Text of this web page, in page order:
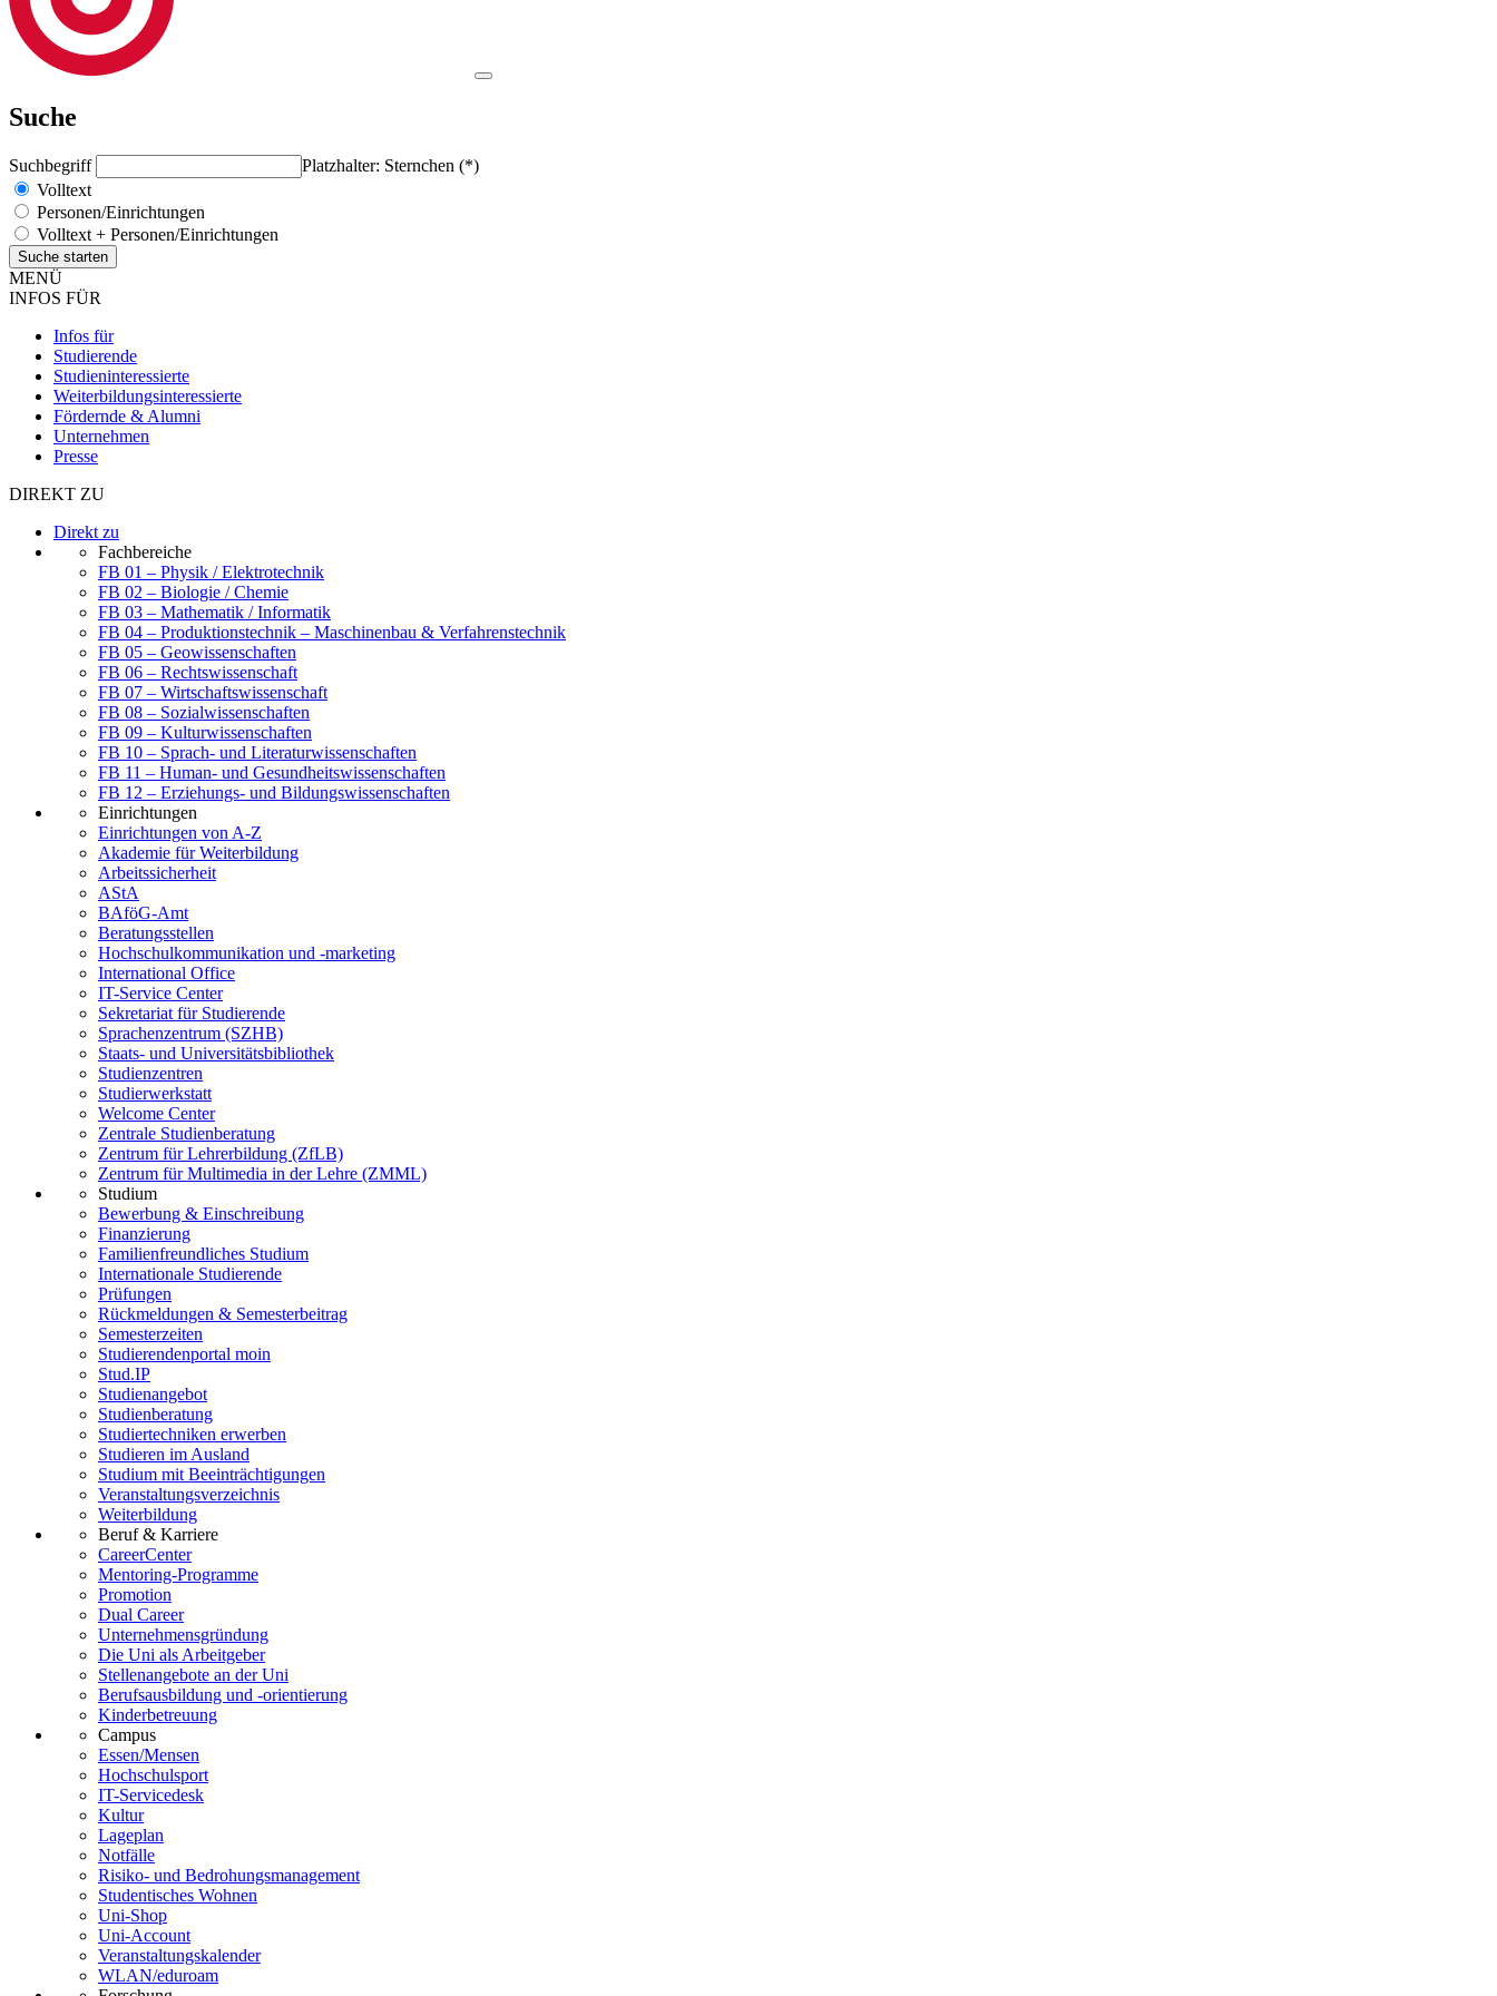
Suche
Suchbegriff
Platzhalter: Sternchen (*)
Volltext
Personen/Einrichtungen
Volltext + Personen/Einrichtungen
MENÜ
INFOS FÜR
Infos für
Studierende
Studieninteressierte
Weiterbildungsinteressierte
Fördernde & Alumni
Unternehmen
Presse
DIREKT ZU
Direkt zu
Fachbereiche
FB 01 – Physik / Elektrotechnik
FB 02 – Biologie / Chemie
FB 03 – Mathematik / Informatik
FB 04 – Produktionstechnik – Maschinenbau & Verfahrenstechnik
FB 05 – Geowissenschaften
FB 06 – Rechtswissenschaft
FB 07 – Wirtschaftswissenschaft
FB 08 – Sozialwissenschaften
FB 09 – Kulturwissenschaften
FB 10 – Sprach- und Literaturwissenschaften
FB 11 – Human- und Gesundheitswissenschaften
FB 12 – Erziehungs- und Bildungswissenschaften
Einrichtungen
Einrichtungen von A-Z
Akademie für Weiterbildung
Arbeitssicherheit
AStA
BAföG-Amt
Beratungsstellen
Hochschulkommunikation und -marketing
International Office
IT-Service Center
Sekretariat für Studierende
Sprachenzentrum (SZHB)
Staats- und Universitätsbibliothek
Studienzentren
Studierwerkstatt
Welcome Center
Zentrale Studienberatung
Zentrum für Lehrerbildung (ZfLB)
Zentrum für Multimedia in der Lehre (ZMML)
Studium
Bewerbung & Einschreibung
Finanzierung
Familienfreundliches Studium
Internationale Studierende
Prüfungen
Rückmeldungen & Semesterbeitrag
Semesterzeiten
Studierendenportal moin
Stud.IP
Studienangebot
Studienberatung
Studiertechniken erwerben
Studieren im Ausland
Studium mit Beeinträchtigungen
Veranstaltungsverzeichnis
Weiterbildung
Beruf & Karriere
CareerCenter
Mentoring-Programme
Promotion
Dual Career
Unternehmensgründung
Die Uni als Arbeitgeber
Stellenangebote an der Uni
Berufsausbildung und -orientierung
Kinderbetreuung
Campus
Essen/Mensen
Hochschulsport
IT-Servicedesk
Kultur
Lageplan
Notfälle
Risiko- und Bedrohungsmanagement
Studentisches Wohnen
Uni-Shop
Uni-Account
Veranstaltungskalender
WLAN/eduroam